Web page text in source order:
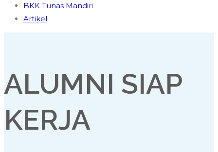
BKK Tunas Mandiri
Artikel
ALUMNI SIAP
KERJA